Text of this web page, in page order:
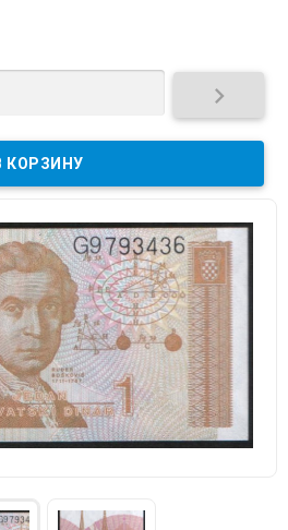
